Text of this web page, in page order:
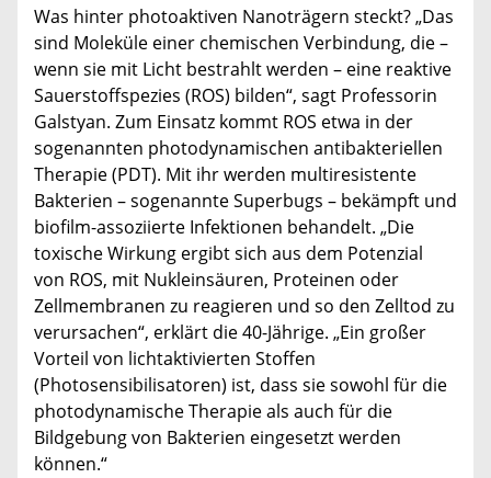
Was hinter photoaktiven Nanoträgern steckt? „Das
sind Moleküle einer chemischen Verbindung, die –
wenn sie mit Licht bestrahlt werden – eine reaktive
Sauerstoffspezies (ROS) bilden“, sagt Professorin
Galstyan. Zum Einsatz kommt ROS etwa in der
sogenannten photodynamischen antibakteriellen
Therapie (PDT). Mit ihr werden multiresistente
Bakterien – sogenannte Superbugs – bekämpft und
biofilm-assoziierte Infektionen behandelt. „Die
toxische Wirkung ergibt sich aus dem Potenzial
von ROS, mit Nukleinsäuren, Proteinen oder
Zellmembranen zu reagieren und so den Zelltod zu
verursachen“, erklärt die 40-Jährige. „Ein großer
Vorteil von lichtaktivierten Stoffen
(Photosensibilisatoren) ist, dass sie sowohl für die
photodynamische Therapie als auch für die
Bildgebung von Bakterien eingesetzt werden
können.“